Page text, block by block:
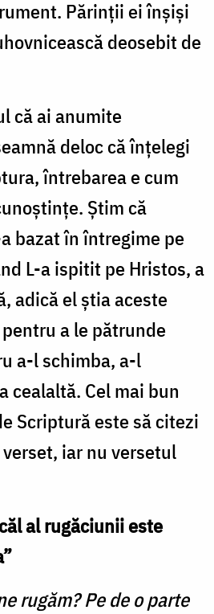
Părinții ei înșiși
deosebit de
că ai anumite
deloc că înțelegi
întrebarea e cum
Știm că
bazat în întregime pe
L-a ispitit pe Hristos, a
adică el știa aceste
a le pătrunde
a-l schimba, a-l
cealaltă. Cel mai bun
Scriptură este să citezi
iar nu versetul
al rugăciunii este
rugăm? Pe de o parte